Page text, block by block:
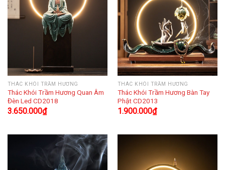
THÁC KHÓI TRẦM HƯƠNG
Thác Khói Trầm Hương Quan Âm
Đèn Led CD2018
3.650.000₫
THÁC KHÓI TRẦM HƯƠNG
Thác Khói Trầm Hương Bàn Tay
Phật CD2013
1.900.000₫